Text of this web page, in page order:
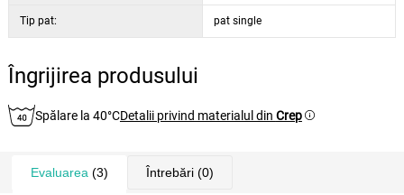
Tip pat: pat single
Îngrijirea produsului
Spălare la 40°CDetalii privind materialul din Crep
Evaluarea (3) Întrebări(0)